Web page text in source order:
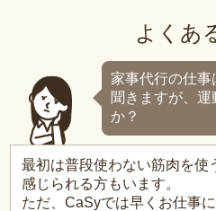
よくあ
家事代行の仕事
聞きますが、
か？
最初は普段使わない筋肉を使
感じられる方もいます。
ただ、CaSyでは早くお仕事